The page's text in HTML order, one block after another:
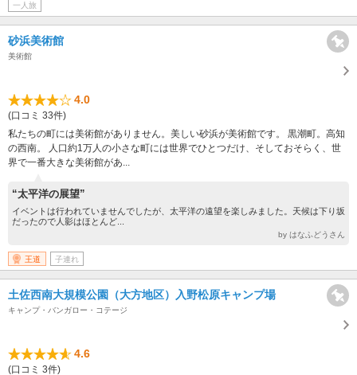
一人旅
砂浜美術館
美術館
4.0
(口コミ 33件)
私たちの町には美術館がありません。美しい砂浜が美術館です。 黒潮町。高知
の西南。 人口約1万人の小さな町には世界でひとつだけ、そしておそらく、世
界で一番大きな美術館があ...
“太平洋の展望”
イベントは行われていませんでしたが、太平洋の遠望を楽しみました。天候は下り坂
だったので人影はほとんど...
by はなふどうさん
王道 子連れ
土佐西南大規模公園（大方地区）入野松原キャンプ場
キャンプ・バンガロー・コテージ
4.6
(口コミ 3件)